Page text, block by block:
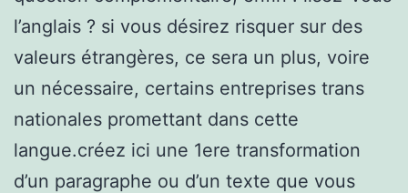
l’anglais ? si vous désirez risquer sur des
valeurs étrangères, ce sera un plus, voire
un nécessaire, certains entreprises trans
nationales promettant dans cette
langue.créez ici une 1ere transformation
d’un paragraphe ou d’un texte que vous